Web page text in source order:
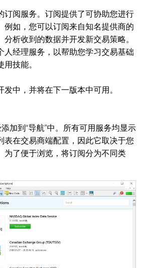
订阅服务。订阅提供了可协助您进行
例如，您可以订阅来自知名提供商的
析收到的数据并开发新交易策略。
人经理服务，以帮助您学习交易基础
技能。
中，并将在下一版本中可用。
加到“导航”中。所有可用服务均显示
表在交易商端配置，因此它取决于您
为了便于浏览，将订阅分为不同类